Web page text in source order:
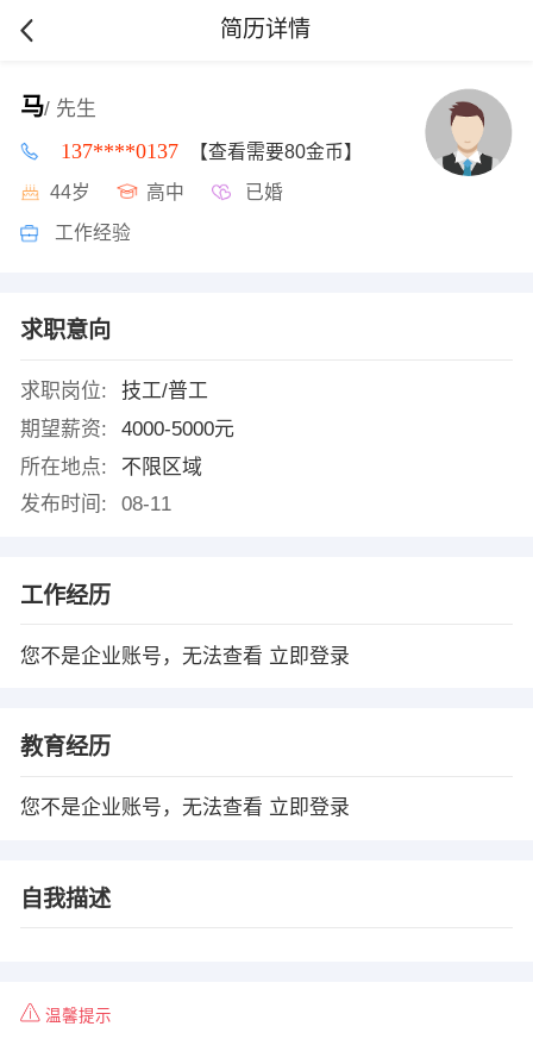
简历详情
马/ 先生
137****0137 【查看需要80金币】
44岁 高中 已婚
工作经验
求职意向
求职岗位:
技工/普工
期望薪资:
4000-5000元
所在地点:
不限区域
发布时间:
08-11
工作经历
您不是企业账号，无法查看 立即登录
教育经历
您不是企业账号，无法查看 立即登录
自我描述
温馨提示